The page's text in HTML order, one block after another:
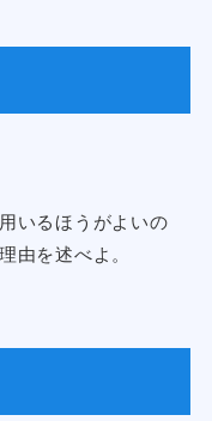
いるほうがよいの
由を述べよ。